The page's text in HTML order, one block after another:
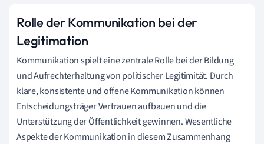
Rolle der Kommunikation bei der
Legitimation
Kommunikation spielt eine zentrale Rolle bei der Bildung
und Aufrechterhaltung von politischer Legitimität. Durch
klare, konsistente und offene Kommunikation können
Entscheidungsträger Vertrauen aufbauen und die
Unterstützung der Öffentlichkeit gewinnen. Wesentliche
Aspekte der Kommunikation in diesem Zusammenhang